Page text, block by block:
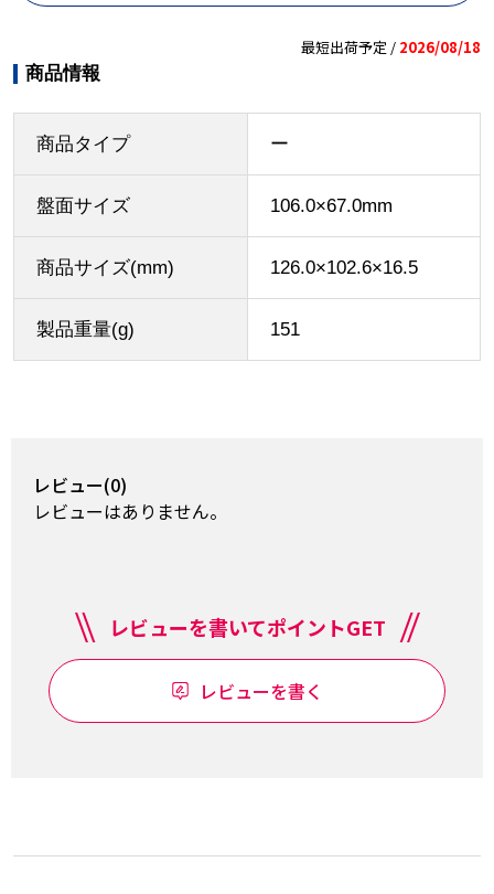
最短出荷予定 / 2026/08/18
商品情報
商品タイプ ー
盤面サイズ 106.0×67.0mm
商品サイズ(mm) 126.0×102.6×16.5
製品重量(g) 151
レビュー(0)
レビューはありません。
レビューを書いてポイントGET
レビューを書く